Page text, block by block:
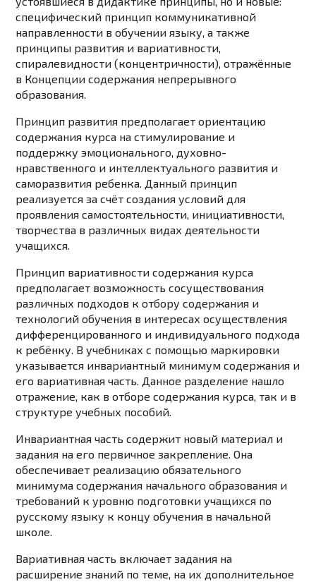
специфический принцип коммуникативной
направленности в обучении языку, а также
принципы развития и вариативности,
спиралевидности (концентричности), отражённые
в Концепции содержания непрерывного
образования.
Принцип развития предполагает ориентацию
содержания курса на стимулирование и
поддержку эмоционального, духовно-
нравственного и интеллектуального развития и
саморазвития ребенка. Данный принцип
реализуется за счёт создания условий для
проявления самостоятельности, инициативности,
творчества в различных видах деятельности
учащихся.
Принцип вариативности содержания курса
предполагает возможность сосуществования
различных подходов к отбору содержания и
технологий обучения в интересах осуществления
дифференцированного и индивидуального подхода
к ребёнку. В учебниках с помощью маркировки
указывается инвариантный минимум содержания и
его вариативная часть. Данное разделение нашло
отражение, как в отборе содержания курса, так и в
структуре учебных пособий.
Инвариантная часть содержит новый материал и
задания на его первичное закрепление. Она
обеспечивает реализацию обязательного
минимума содержания начального образования и
требований к уровню подготовки учащихся по
русскому языку к концу обучения в начальной
школе.
Вариативная часть включает задания на
расширение знаний по теме, на их дополнительное